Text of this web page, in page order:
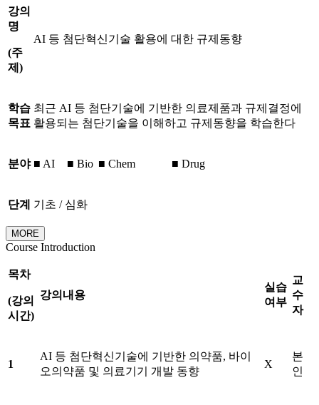
강의
명
(주
제 )
AI 등 첨단혁신기술 활용에 대한 규제동향
학습
목표
최근 AI 등 첨단기술에 기반한 의료제품과 규제결정에
활용되는 첨단기술을 이해하고 규제동향을 학습한다
분야 ■ AI ■ Bio ■ Chem ■ Drug
단계 기초 / 심화
MORE
Course Introduction
목차
(강의
시간)
강의내용
실습
여부
교
수
자
1
AI 등 첨단혁신기술에 기반한 의약품, 바이
오의약품 및 의료기기 개발 동향
X
본
인